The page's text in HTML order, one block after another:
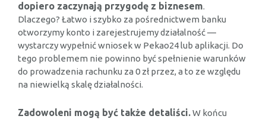
dopiero zaczynają przygodę z biznesem.
Dlaczego? Łatwo i szybko za pośrednictwem banku
otworzymy konto i zarejestrujemy działalność —
wystarczy wypełnić wniosek w Pekao24 lub aplikacji. Do
tego problemem nie powinno być spełnienie warunków
do prowadzenia rachunku za 0 zł przez, a to ze względu
na niewielką skalę działalności.
Zadowoleni mogą być także detaliści.W końcu